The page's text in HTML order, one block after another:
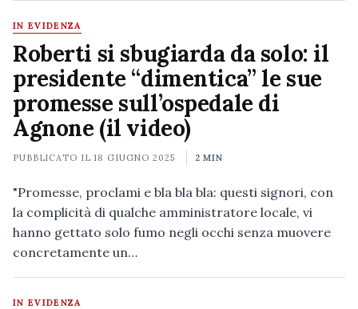
IN EVIDENZA
Roberti si sbugiarda da solo: il
presidente “dimentica” le sue
promesse sull’ospedale di
Agnone (il video)
PUBBLICATO IL18 GIUGNO 2025 2 MIN
"Promesse, proclami e bla bla bla: questi signori, con
la complicità di qualche amministratore locale, vi
hanno gettato solo fumo negli occhi senza muovere
concretamente un…
IN EVIDENZA